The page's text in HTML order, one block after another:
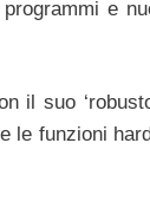
e
il suo
le funzioni